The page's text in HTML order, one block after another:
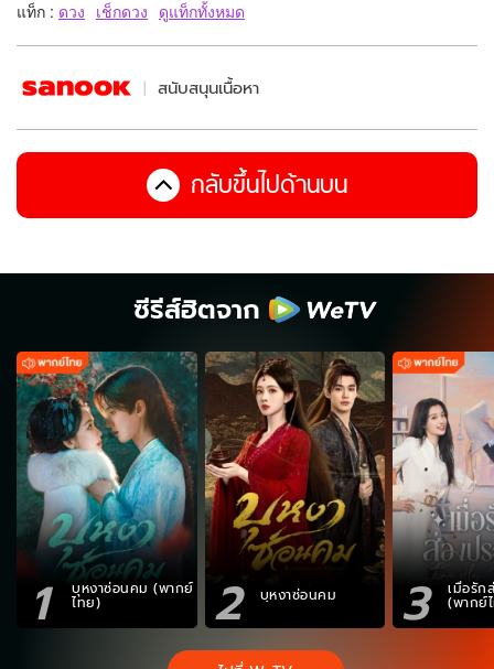
แท็ก : ดวง เช็กดวง ดูแท็กทั้งหมด
สนับสนุนเนื้อหา
กลับขึ้นไปด้านบน
ซีรีส์ฮิตจาก
1 บุหงาซ่อนคม (พากย์
ไทย) 2 บุหงาซ่อนคม 3 เมื่อรัก
(พากย์